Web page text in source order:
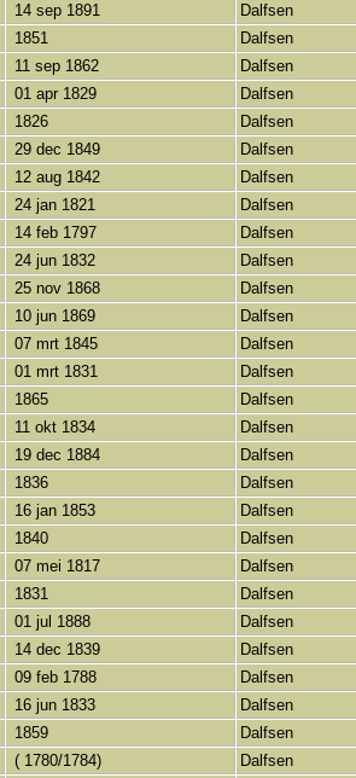
14 sep 1891 Dalfsen
1851 Dalfsen
11 sep 1862 Dalfsen
01 apr 1829 Dalfsen
1826 Dalfsen
29 dec 1849 Dalfsen
12 aug 1842 Dalfsen
24 jan 1821 Dalfsen
14 feb 1797 Dalfsen
24 jun 1832 Dalfsen
25 nov 1868 Dalfsen
10 jun 1869 Dalfsen
07 mrt 1845 Dalfsen
01 mrt 1831 Dalfsen
1865 Dalfsen
11 okt 1834 Dalfsen
19 dec 1884 Dalfsen
1836 Dalfsen
16 jan 1853 Dalfsen
1840 Dalfsen
07 mei 1817 Dalfsen
1831 Dalfsen
01 jul 1888 Dalfsen
14 dec 1839 Dalfsen
09 feb 1788 Dalfsen
16 jun 1833 Dalfsen
1859 Dalfsen
( 1780/1784) Dalfsen